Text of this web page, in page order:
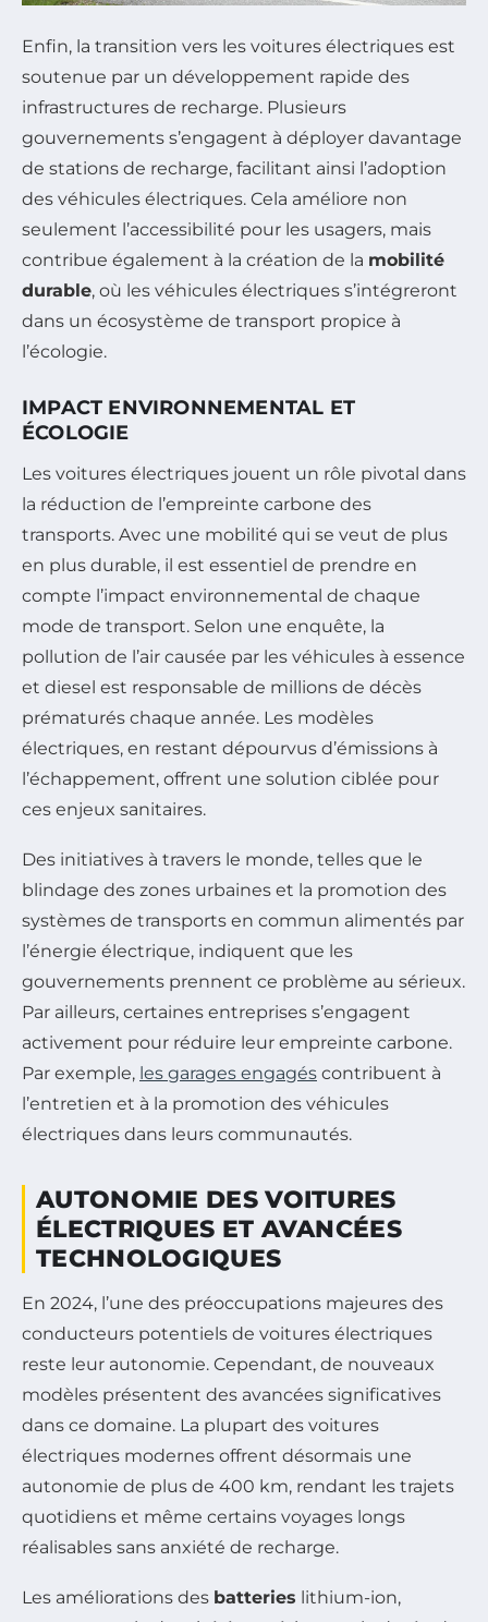
Enfin, la transition vers les voitures électriques est
soutenue par un développement rapide des
infrastructures de recharge. Plusieurs
gouvernements s’engagent à déployer davantage
de stations de recharge, facilitant ainsi l’adoption
des véhicules électriques. Cela améliore non
seulement l’accessibilité pour les usagers, mais
contribue également à la création de la mobilité
durable, où les véhicules électriques s’intégreront
dans un écosystème de transport propice à
l’écologie.
IMPACT ENVIRONNEMENTAL ET
ÉCOLOGIE
Les voitures électriques jouent un rôle pivotal dans
la réduction de l’empreinte carbone des
transports. Avec une mobilité qui se veut de plus
en plus durable, il est essentiel de prendre en
compte l’impact environnemental de chaque
mode de transport. Selon une enquête, la
pollution de l’air causée par les véhicules à essence
et diesel est responsable de millions de décès
prématurés chaque année. Les modèles
électriques, en restant dépourvus d’émissions à
l’échappement, offrent une solution ciblée pour
ces enjeux sanitaires.
Des initiatives à travers le monde, telles que le
blindage des zones urbaines et la promotion des
systèmes de transports en commun alimentés par
l’énergie électrique, indiquent que les
gouvernements prennent ce problème au sérieux.
Par ailleurs, certaines entreprises s’engagent
activement pour réduire leur empreinte carbone.
Par exemple, les garages engagés contribuent à
l’entretien et à la promotion des véhicules
électriques dans leurs communautés.
AUTONOMIE DES VOITURES
ÉLECTRIQUES ET AVANCÉES
TECHNOLOGIQUES
En 2024, l’une des préoccupations majeures des
conducteurs potentiels de voitures électriques
reste leur autonomie. Cependant, de nouveaux
modèles présentent des avancées significatives
dans ce domaine. La plupart des voitures
électriques modernes offrent désormais une
autonomie de plus de 400 km, rendant les trajets
quotidiens et même certains voyages longs
réalisables sans anxiété de recharge.
Les améliorations des batteries lithium-ion,